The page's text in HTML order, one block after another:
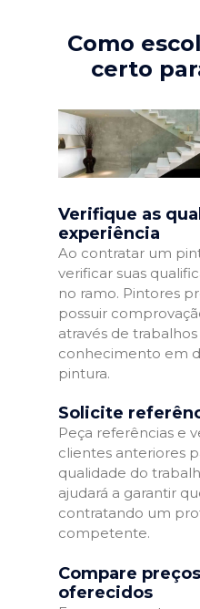
Como
certo
Verifique as
experiência
Ao contratar um
verificar suas
no ramo. Pintores
possuir
através de
conhecimento em
pintura.
Solicite
Peça referências e
clientes anteriores
qualidade do
ajudará a garantir
contratando um
competente.
Compare
oferecidos